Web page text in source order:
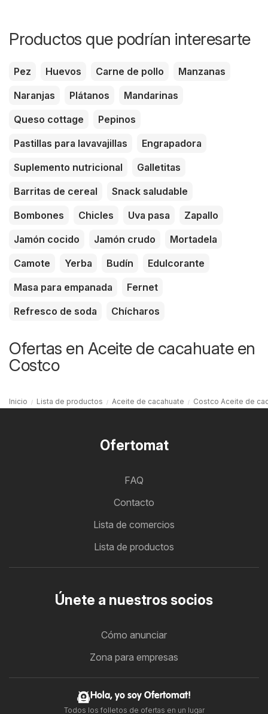
Productos que podrían interesarte
Pez Huevos Carne de pollo
Manzanas
Naranjas
Plátanos
Mandarinas
Queso cottage
Pepinos
Pastillas para lavavajillas
Engrapadora
Suplemento nutricional
Galletitas
Barritas de cereal
Snack saludable
Bombones
Chicles Uva pasa
Zapallo
Jamón cocido
Jamón crudo
Mortadela
Camote
Yerba Budín
Edulcorante
Masa para empanada
Fernet
Refresco de soda
Chícharos
Ofertas en Aceite de cacahuate en
Costco
Inicio Lista de productos Aceite de cacahuate Costco Aceite de
Ofertomat
FAQ
Contacto
Lista de comercios
Lista de productos
Únete a nuestros socios
Cómo anunciar
Zona para empresas
Hola, yo soy Ofertomat!
Todos los folletos de ofertas en un lugar